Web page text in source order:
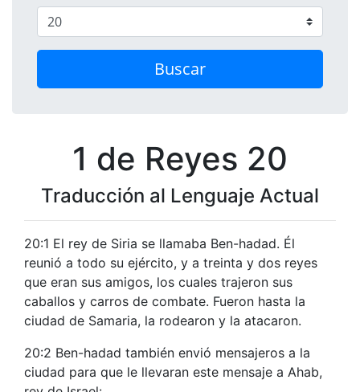
Buscar
1 de Reyes 20
Traducción al Lenguaje Actual
20:1 El rey de Siria se llamaba Ben-hadad. Él
reunió a todo su ejército, y a treinta y dos reyes
que eran sus amigos, los cuales trajeron sus
caballos y carros de combate. Fueron hasta la
ciudad de Samaria, la rodearon y la atacaron.
20:2 Ben-hadad también envió mensajeros a la
ciudad para que le llevaran este mensaje a Ahab,